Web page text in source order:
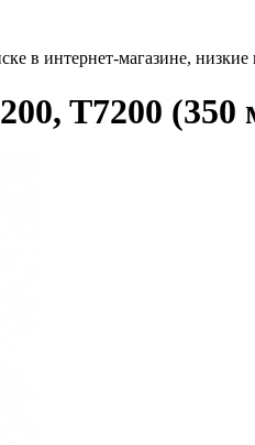
в интернет-магазине, низкие
T7200